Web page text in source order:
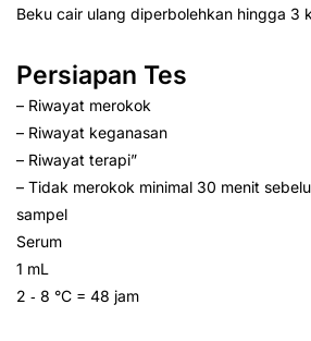
Beku cair ulang diperbolehkan hingga 3
Persiapan Tes
– Riwayat merokok
– Riwayat keganasan
– Riwayat terapi”
– Tidak merokok minimal 30 menit
sampel
Serum
1 mL
2 ‑ 8 °C = 48 jam